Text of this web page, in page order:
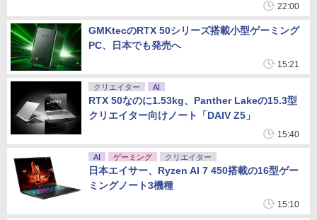
22:00
GMKtecのRTX 50シリーズ搭載小型ゲーミング
PC、日本でも発売へ
15:21
クリエイター AI
RTX 50なのに1.53kg、Panther Lakeの15.3型
クリエイター向けノート「DAIV Z5」
15:40
AI ゲーミング クリエイター
日本エイサー、Ryzen AI 7 450搭載の16型ゲー
ミングノート3機種
15:10